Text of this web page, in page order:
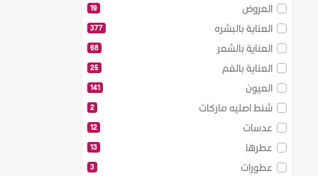
العروض 19
العناية بالبشره 377
العناية بالشعر 68
العناية بالفم 25
العيون 141
شنط اصليه ماركات 2
عدسات 12
عطرها 13
عطورات 3